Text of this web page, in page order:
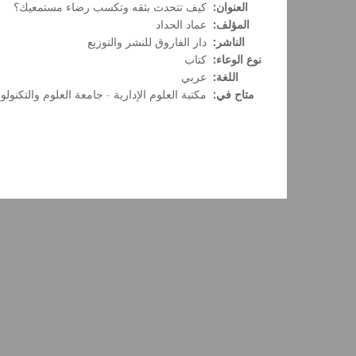
العنوان: كيف تتحدث بثقه وتكسب رضاء مستمعيك؟
المؤلف: عماد الحداد
الناشر: دار الفاروق للنشر والتوزيع
نوع الوعاء: كتاب
اللغة: عربي
متاح في: مكتبة العلوم الإدارية - جامعة العلوم